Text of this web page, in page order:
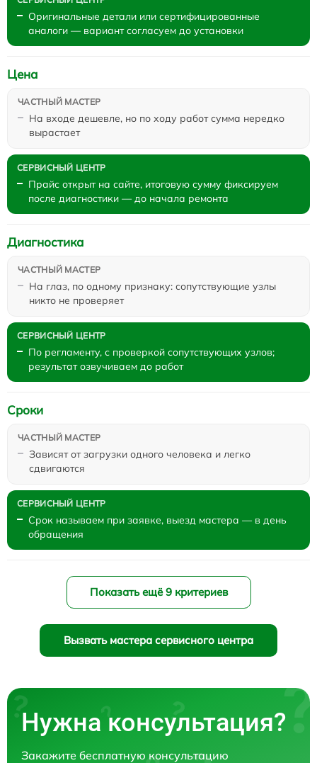
Оригинальные детали или сертифицированные
аналоги — вариант согласуем до установки
На входе дешевле, но по ходу работ сумма нередко
вырастает
Цена
Прайс открыт на сайте, итоговую сумму фиксируем
после диагностики — до начала ремонта
На глаз, по одному признаку: сопутствующие узлы
никто не проверяет
Диагностика
По регламенту, с проверкой сопутствующих узлов;
результат озвучиваем до работ
Зависят от загрузки одного человека и легко
сдвигаются
Сроки
Срок называем при заявке, выезд мастера — в день
обращения
Показать ещё 9 критериев
Вызвать мастера сервисного центра
Нужна консультация?
Закажите бесплатную консультацию